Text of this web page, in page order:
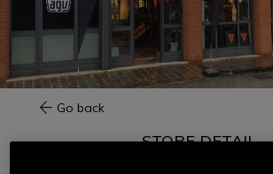
Go back
STORE DETAIL